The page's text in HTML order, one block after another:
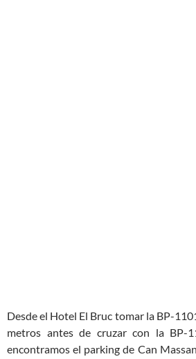
Desde el Hotel El Bruc tomar la BP-
metros antes de cruzar con la BP-
encontramos el parking de Can